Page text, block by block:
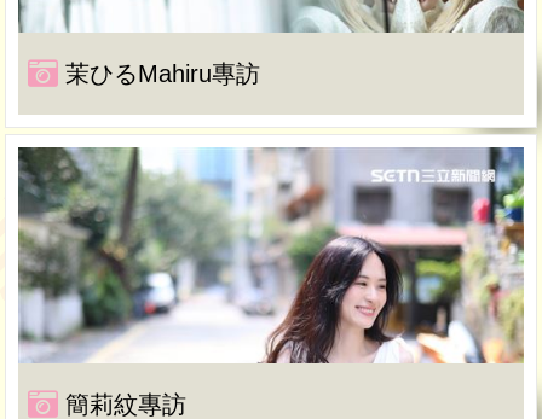
茉ひるMahiru專訪
簡莉紋專訪